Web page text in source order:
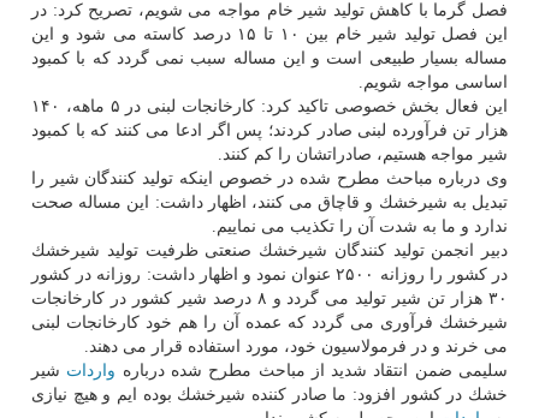
فصل گرما با كاهش تولید شیر خام مواجه می شویم، تصریح كرد: در
این فصل تولید شیر خام بین ۱۰ تا ۱۵ درصد كاسته می شود و این
مساله بسیار طبیعی است و این مساله سبب نمی گردد كه با كمبود
اساسی مواجه شویم.
این فعال بخش خصوصی تاكید كرد: كارخانجات لبنی در ۵ ماهه، ۱۴۰
هزار تن فرآورده لبنی صادر كردند؛ پس اگر ادعا می كنند كه با كمبود
شیر مواجه هستیم، صادراتشان را كم كنند.
وی درباره مباحث مطرح شده در خصوص اینكه تولید كنندگان شیر را
تبدیل به شیرخشك و قاچاق می كنند، اظهار داشت: این مساله صحت
ندارد و ما به شدت آن را تكذیب می نماییم.
دبیر انجمن تولید كنندگان شیرخشك صنعتی ظرفیت تولید شیرخشك
در كشور را روزانه ۲۵۰۰ عنوان نمود و اظهار داشت: روزانه در كشور
۳۰ هزار تن شیر تولید می گردد و ۸ درصد شیر كشور در كارخانجات
شیرخشك فرآوری می گردد كه عمده آن را هم خود كارخانجات لبنی
می خرند و در فرمولاسیون خود، مورد استفاده قرار می دهند.
سلیمی ضمن انتقاد شدید از مباحث مطرح شده درباره واردات شیر
خشك در كشور افزود: ما صادر كننده شیرخشك بوده ایم و هیچ نیازی